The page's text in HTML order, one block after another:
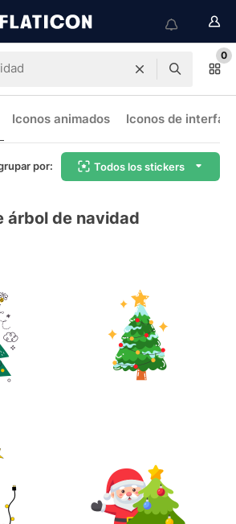
0
Iconos animados Iconos de interfaz
por: Todos los stickers
árbol de navidad